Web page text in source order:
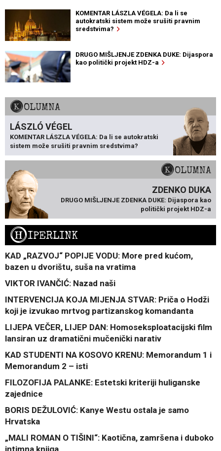
KOMENTAR LÁSZLA VÉGELA: Da li se
autokratski sistem može srušiti pravnim
sredstvima?
DRUGO MIŠLJENJE ZDENKA DUKE: Dijaspora
kao politički projekt HDZ-a
KOLUMNA
LÁSZLÓ VÉGEL
KOMENTAR LÁSZLA VÉGELA: Da li se autokratski
sistem može srušiti pravnim sredstvima?
KOLUMNA
ZDENKO DUKA
DRUGO MIŠLJENJE ZDENKA DUKE: Dijaspora kao
politički projekt HDZ-a
HIPERLINK
KAD „RAZVOJ“ POPIJE VODU: More pred kućom,
bazen u dvorištu, suša na vratima
VIKTOR IVANČIĆ: Nazad naši
INTERVENCIJA KOJA MIJENJA STVAR: Priča o Hodži
koji je izvukao mrtvog partizanskog komandanta
LIJEPA VEČER, LIJEP DAN: Homoseksploatacijski film
lansiran uz dramatični mučenički narativ
KAD STUDENTI NA KOSOVO KRENU: Memorandum 1 i
Memorandum 2 – isti
FILOZOFIJA PALANKE: Estetski kriteriji huliganske
zajednice
BORIS DEŽULOVIĆ: Kanye Westu ostala je samo
Hrvatska
„MALI ROMAN O TIŠINI“: Kaotična, zamršena i duboko
intimna knjiga